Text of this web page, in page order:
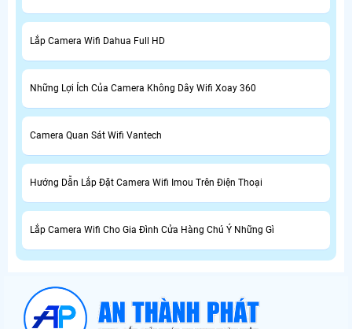
Lắp Camera Wifi Dahua Full HD
Những Lợi Ích Của Camera Không Dây Wifi Xoay 360
Camera Quan Sát Wifi Vantech
Hướng Dẫn Lắp Đặt Camera Wifi Imou Trên Điện Thoại
Lắp Camera Wifi Cho Gia Đình Cửa Hàng Chú Ý Những Gì